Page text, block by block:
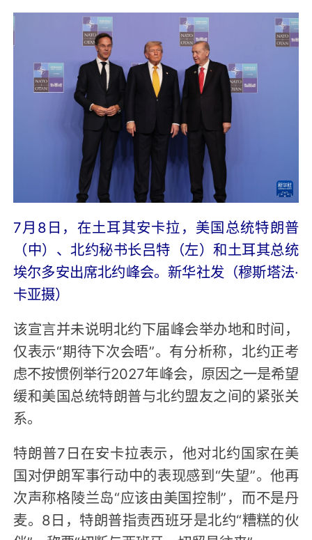
7月8日，在土耳其安卡拉，美国总统特朗普
（中）、北约秘书长吕特（左）和土耳其总统
埃尔多安出席北约峰会。新华社发（穆斯塔法·
卡亚摄）
该宣言并未说明北约下届峰会举办地和时间，
仅表示“期待下次会晤”。有分析称，北约正考
虑不按惯例举行2027年峰会，原因之一是希望
缓和美国总统特朗普与北约盟友之间的紧张关
系。
特朗普7日在安卡拉表示，他对北约国家在美
国对伊朗军事行动中的表现感到“失望”。他再
次声称格陵兰岛“应该由美国控制”，而不是丹
麦。8日，特朗普指责西班牙是北约“糟糕的伙